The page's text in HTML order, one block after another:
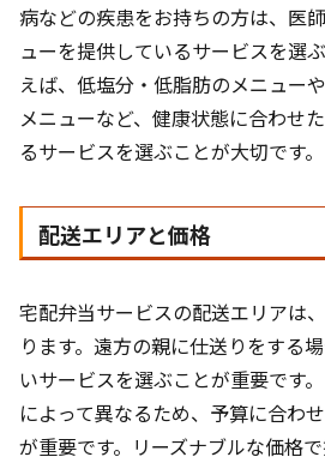
病などの疾患をお持ちの方は、医
ューを提供しているサービスを選
えば、低塩分・低脂肪のメニュー
メニューなど、健康状態に合わせ
るサービスを選ぶことが大切です。
配送エリアと価格
宅配弁当サービスの配送エリアは
ります。遠方の親に仕送りをする
いサービスを選ぶことが重要です
によって異なるため、予算に合わ
が重要です。リーズナブルな価格